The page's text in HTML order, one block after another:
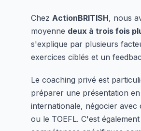
Chez ActionBRITISH, nous
moyenne deux à trois fois
s'explique par plusieurs
exercices ciblés et un
Le coaching privé est
préparer une présentation
internationale, négocier
ou le TOEFL. C'est